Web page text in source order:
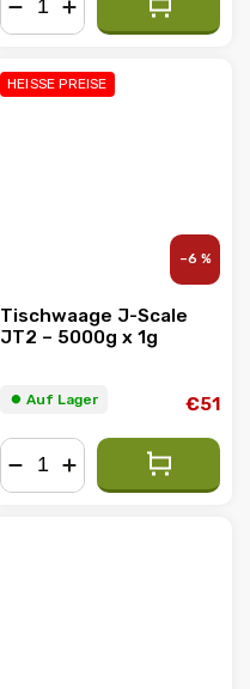
HEISSE PREISE
–6 %
Tischwaage J-Scale
JT2 – 5000g x 1g
⏺︎ Auf Lager €51